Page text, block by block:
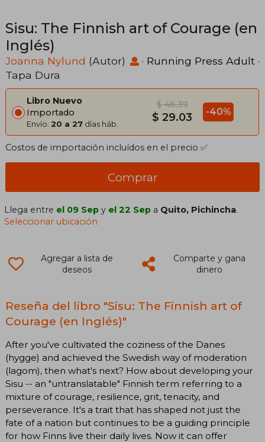
Sisu: The Finnish art of Courage (en
Inglés)
Joanna Nylund (Autor) · Running Press Adult ·
Tapa Dura
Libro Nuevo
Importado
Envío: 20 a 27 días háb.
$ 48.39
$ 29.03 -40%
Costos de importación incluídos en el precio ✅
Comprar
Llega entre el 09 Sep y el 22 Sep a Quito, Pichincha.
Seleccionar ubicación
Agregar a lista de
deseos
Comparte y gana
dinero
Reseña del libro "Sisu: The Finnish art of
Courage (en Inglés)"
After you've cultivated the coziness of the Danes
(hygge) and achieved the Swedish way of moderation
(lagom), then what's next? How about developing your
Sisu -- an "untranslatable" Finnish term referring to a
mixture of courage, resilience, grit, tenacity, and
perseverance. It's a trait that has shaped not just the
fate of a nation but continues to be a guiding principle
for how Finns live their daily lives. Now it can offer